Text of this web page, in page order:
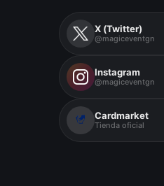
X (Twitter)
@magiceventgn
Instagram
@magiceventgn
Cardmarket
Tienda oficial